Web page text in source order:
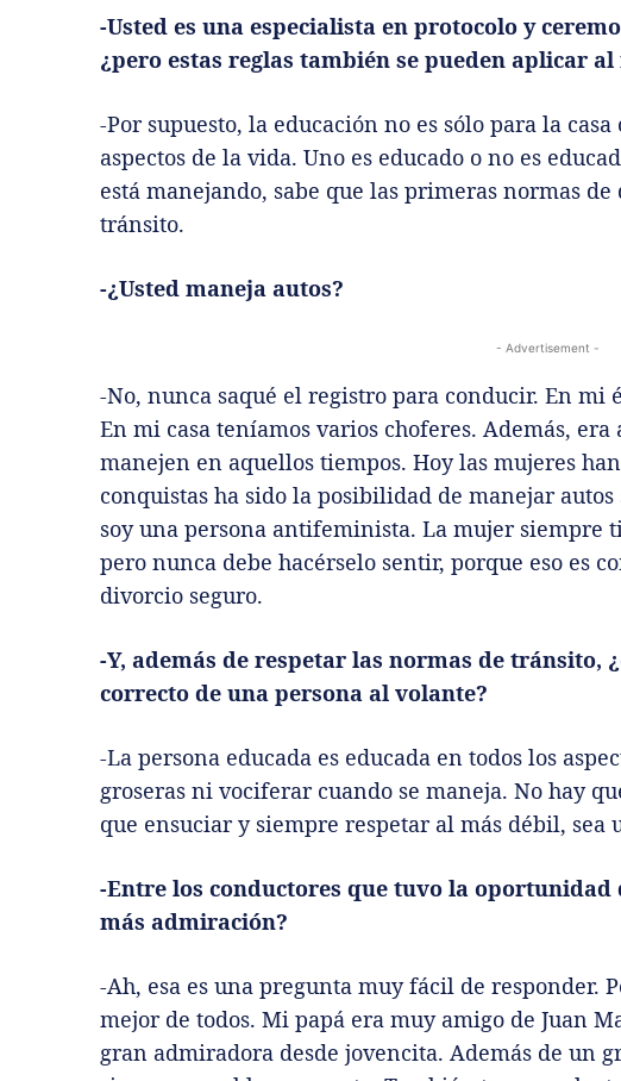
-Usted es una especialista en protocolo y
¿pero estas reglas también se pueden aplicar
-Por supuesto, la educación no es sólo para la
aspectos de la vida. Uno es educado o no es
está manejando, sabe que las primeras normas
tránsito.
-¿Usted maneja autos?
- Advertisement -
-No, nunca saqué el registro para conducir. En mi
En mi casa teníamos varios choferes. Además,
manejen en aquellos tiempos. Hoy las mujeres
conquistas ha sido la posibilidad de manejar
soy una persona antifeminista. La mujer siempre
pero nunca debe hacérselo sentir, porque eso es
divorcio seguro.
-Y, además de respetar las normas de tránsito,
correcto de una persona al volante?
-La persona educada es educada en todos los
groseras ni vociferar cuando se maneja. No hay
que ensuciar y siempre respetar al más débil, sea
-Entre los conductores que tuvo la oportunidad
más admiración?
-Ah, esa es una pregunta muy fácil de responder.
mejor de todos. Mi papá era muy amigo de Juan
gran admiradora desde jovencita. Además de un